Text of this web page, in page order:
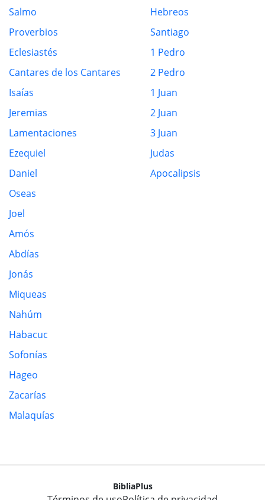
Salmo
Proverbios
Eclesiastés
Cantares de los Cantares
Isaías
Jeremias
Lamentaciones
Ezequiel
Daniel
Oseas
Joel
Amós
Abdías
Jonás
Miqueas
Nahúm
Habacuc
Sofonías
Hageo
Zacarías
Malaquías
Hebreos
Santiago
1 Pedro
2 Pedro
1 Juan
2 Juan
3 Juan
Judas
Apocalipsis
BibliaPlus